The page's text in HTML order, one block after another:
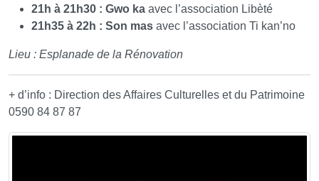
21h à 21h30 : Gwo ka avec l’association Libèté
21h35 à 22h : Son mas avec l’association Ti kan’no
Lieu : Esplanade de la Rénovation
+ d’info : Direction des Affaires Culturelles et du Patrimoine
0590 84 87 87